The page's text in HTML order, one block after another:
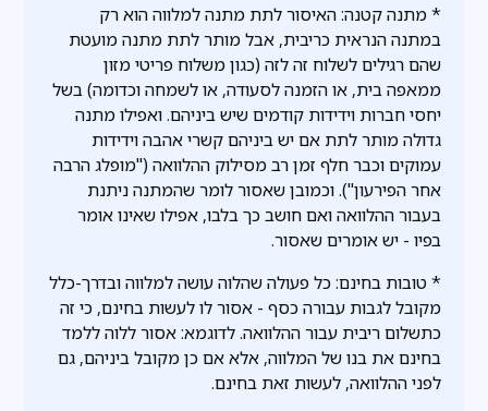
* מתנה קטנה: האיסור לתת מתנה למלווה הוא רק
במתנה הנראית כריבית, אבל מותר לתת מתנה מועטת
שהם רגילים לשלוח זה לזה (כגון משלוח פריטי מזון
ממאפה בית, או הזמנה לסעודה, או לשמחה וכדומה) בשל
יחסי חברות וידידות קודמים שיש ביניהם. ואפילו מתנה
גדולה מותר לתת אם יש ביניהם קשרי אהבה וידידות
עמוקים וכבר חלף זמן רב מסילוק ההלוואה ("מופלג הרבה
אחר הפירעון"). וכמובן שאסור לומר שהמתנה ניתנת
בעבור ההלוואה ואם חושב כך בלבו, אפילו שאינו אומר
בפיו - יש אומרים שאסור.
* טובות בחינם: כל פעולה שהלוה עושה למלווה ובדרך-כלל
מקובל לגבות עבורה כסף - אסור לו לעשות בחינם, כי זה
כתשלום ריבית עבור ההלוואה. לדוגמא: אסור ללוה ללמד
בחינם את בנו של המלווה, אלא אם כן מקובל ביניהם, גם
לפני ההלוואה, לעשות זאת בחינם.